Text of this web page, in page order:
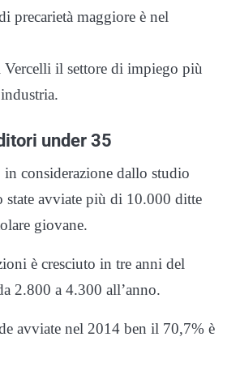
precarietà maggiore è nel
il settore di impiego più
under 35
considerazione dallo studio
state avviate più di 10.000 ditte
giovane.
è cresciuto in tre anni del
2.800 a 4.300 all’anno.
avviate nel 2014 ben il 70,7% è